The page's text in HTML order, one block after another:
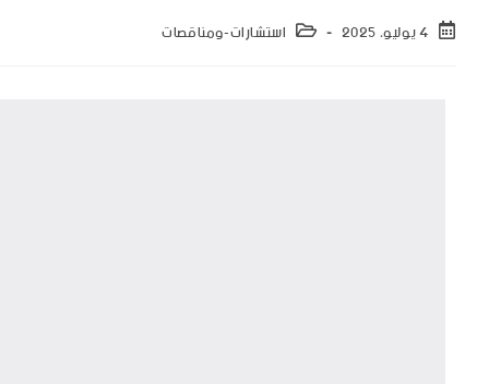
4 يوليو، 2025 استشارات-ومناقصات